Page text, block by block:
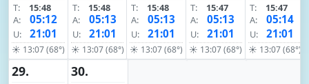
T:
15:48
A:
05:12
U: 21:01
☀ 13:07 (68°)
T:
15:48
A:
05:13
U: 21:01
☀ 13:07 (68°)
T:
15:48
A:
05:13
U: 21:01
☀ 13:07 (68°)
T:
15:47
A:
05:13
U: 21:01
☀ 13:07 (68°)
T:
15:47
A:
05:14
U: 21:01
☀ 13:07 (68°)
29. 30.